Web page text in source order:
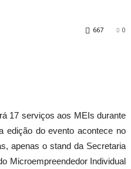
0
667
17 serviços aos MEIs durante
edição do evento acontece no
apenas o stand da Secretaria
Microempreendedor Individual